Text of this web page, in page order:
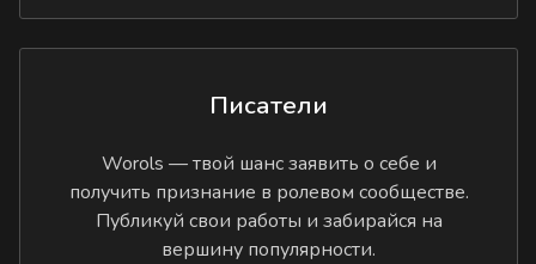
Писатели
Worols — твой шанс заявить о себе и
получить признание в ролевом сообществе.
Публикуй свои работы и забирайся на
вершину популярности.